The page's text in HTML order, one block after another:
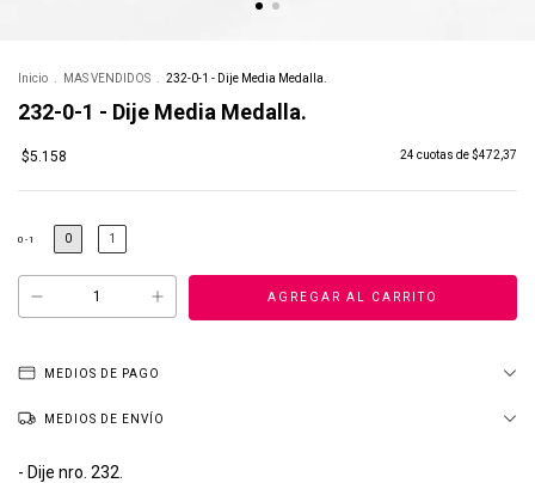
Inicio MAS VENDIDOS 232-0-1 - Dije Media Medalla.
232-0-1 - Dije Media Medalla.
$5.158 24 cuotas de$472,37
0-1 0 1
MEDIOS DE PAGO
MEDIOS DE ENVÍO
- Dije nro. 232.